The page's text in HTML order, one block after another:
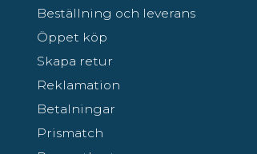
Beställning och leverans
Öppet köp
Skapa retur
Reklamation
Betalningar
Prismatch